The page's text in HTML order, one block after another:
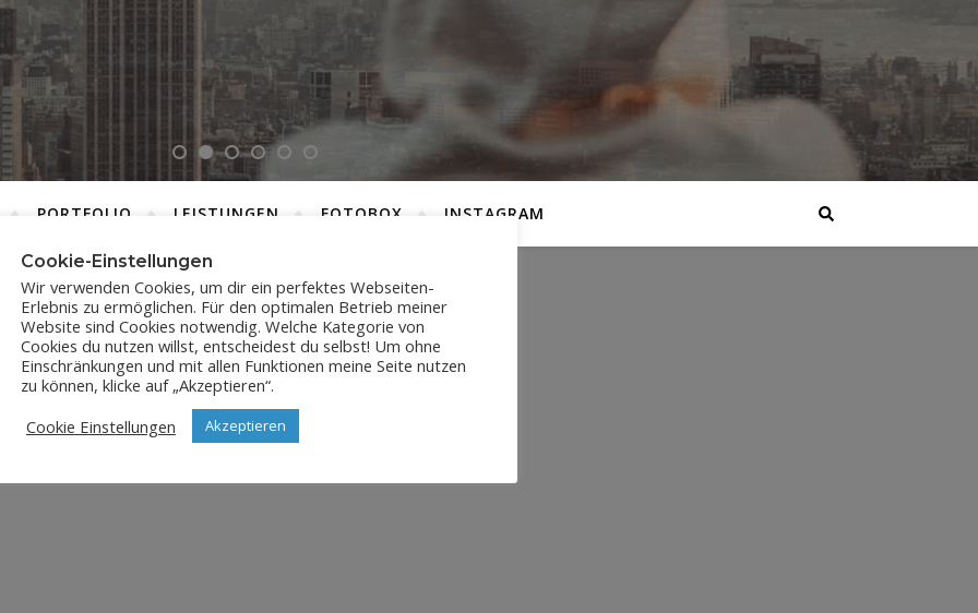
PORTFOLIO LEISTUNGEN FOTOBOX INSTAGRAM
DSC_1359
2. März 2019
Cookie-Einstellungen
Wir verwenden Cookies, um dir ein perfektes Webseiten-
Erlebnis zu ermöglichen. Für den optimalen Betrieb meiner
Website sind Cookies notwendig. Welche Kategorie von
Cookies du nutzen willst, entscheidest du selbst! Um ohne
Einschränkungen und mit allen Funktionen meine Seite nutzen
zu können, klicke auf „Akzeptieren“.
Cookie Einstellungen
Akzeptieren